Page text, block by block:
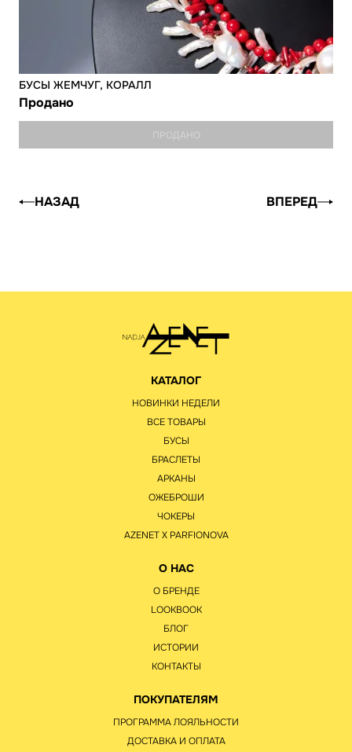
БУСЫ ЖЕМЧУГ, КОРАЛЛ
Продано
ПРОДАНО
НАЗАД ВПЕРЕД
КАТАЛОГ
НОВИНКИ НЕДЕЛИ
ВСЕ ТОВАРЫ
БУСЫ
БРАСЛЕТЫ
АРКАНЫ
ОЖЕБРОШИ
ЧОКЕРЫ
AZENET Х PARFIONOVA
О НАС
О БРЕНДЕ
LOOKBOOK
БЛОГ
ИСТОРИИ
КОНТАКТЫ
ПОКУПАТЕЛЯМ
ПРОГРАММА ЛОЯЛЬНОСТИ
ДОСТАВКА И ОПЛАТА